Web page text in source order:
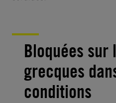
Bloquées sur
grecques
conditions